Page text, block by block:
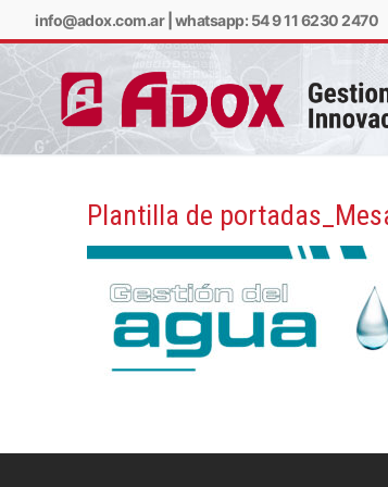
info@adox.com.ar| whatsapp: 54 9 11 6230 2470
Plantilla de